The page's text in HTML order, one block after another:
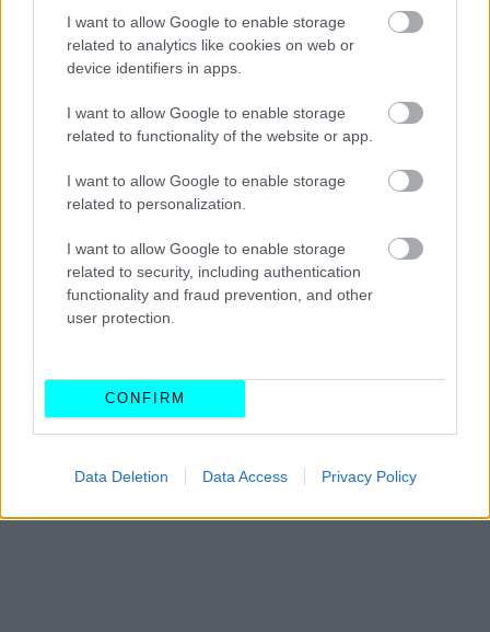
I want to allow Google to enable storage
related to analytics like cookies on web or
device identifiers in apps.
I want to allow Google to enable storage
related to functionality of the website or app.
I want to allow Google to enable storage
related to personalization.
I want to allow Google to enable storage
related to security, including authentication
functionality and fraud prevention, and other
user protection.
CONFIRM
Data Deletion Data Access Privacy Policy
μάσκα με τα χαρακτηριστικά μοτίβα σε σχήμα διαμαντιού,
η οποία πλαισιώνει το έμβλημα της Renault και δίνει τον
τόνο στο συνολικό design.